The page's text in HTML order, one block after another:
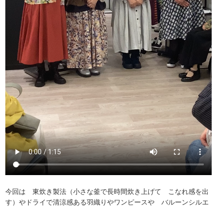
今回は 東炊き製法（小さな釜で長時間炊き上げて こなれ感を出
す）やドライで清涼感ある羽織りやワンピースや バルーンシルエ